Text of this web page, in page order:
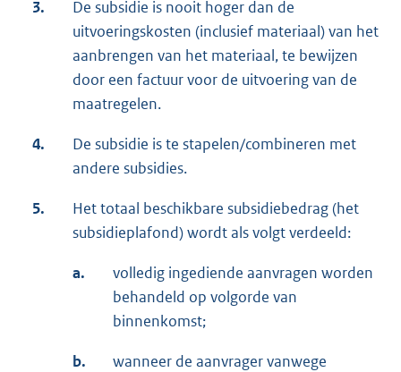
3.
De subsidie is nooit hoger dan de
uitvoeringskosten (inclusief materiaal) van het
aanbrengen van het materiaal, te bewijzen
door een factuur voor de uitvoering van de
maatregelen.
4.
De subsidie is te stapelen/combineren met
andere subsidies.
5.
Het totaal beschikbare subsidiebedrag (het
subsidieplafond) wordt als volgt verdeeld:
a.
volledig ingediende aanvragen worden
behandeld op volgorde van
binnenkomst;
b.
wanneer de aanvrager vanwege